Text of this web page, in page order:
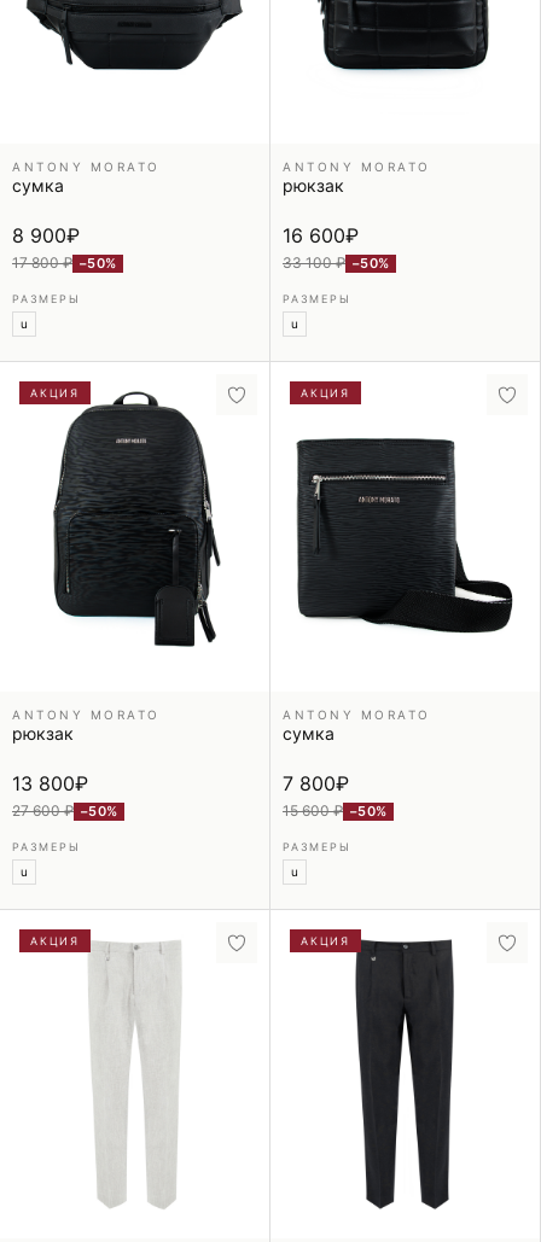
ANTONY MORATO
сумка
8 900₽
17 800 ₽ −50%
РАЗМЕРЫ
u
ANTONY MORATO
рюкзак
16 600₽
33 100 ₽ −50%
РАЗМЕРЫ
u
АКЦИЯ
ANTONY MORATO
рюкзак
13 800₽
27 600 ₽ −50%
РАЗМЕРЫ
u
АКЦИЯ
ANTONY MORATO
сумка
7 800₽
15 600 ₽ −50%
РАЗМЕРЫ
u
АКЦИЯ АКЦИЯ